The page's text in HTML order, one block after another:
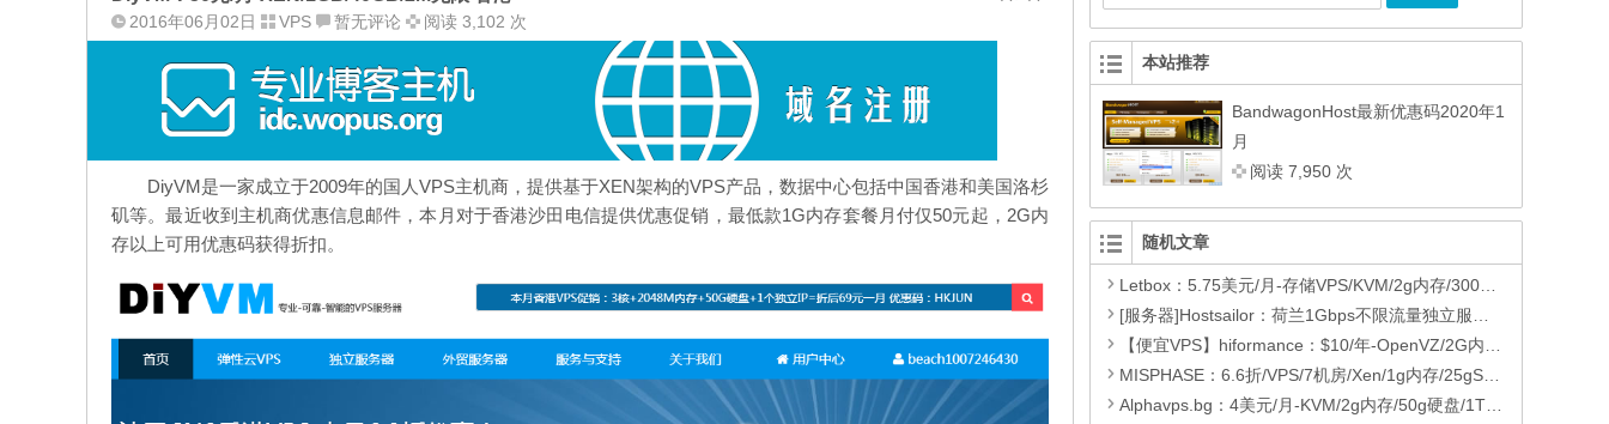
2016年06月02日 VPS 暂无评论 阅读 3,102 次
DiyVM是一家成立于2009年的国人VPS主机商，提供基于XEN架构的VPS产品，数据中心包括中国香港和美国洛杉
矶等。最近收到主机商优惠信息邮件，本月对于香港沙田电信提供优惠促销，最低款1G内存套餐月付仅50元起，2G内
存以上可用优惠码获得折扣。
本站推荐
BandwagonHost最新优惠码2020年1
月
阅读 7,950 次
随机文章
Letbox：5.75美元/月-存储VPS/KVM/2g内存/300g硬盘/3T流量/洛杉矶
[服务器]Hostsailor：荷兰1Gbps不限流量独立服务器，9折促销中
【便宜VPS】hiformance：$10/年-OpenVZ/2G内存/20gSSD/2T流量/6机房
MISPHASE：6.6折/VPS/7机房/Xen/1g内存/25gSSD/3T流量
Alphavps.bg：4美元/月-KVM/2g内存/50g硬盘/1T流量